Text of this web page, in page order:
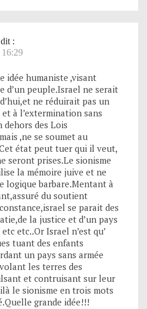
dit :
idée humaniste ,visant
d’un peuple.Israel ne serait
ne réduirait pas un
à l’extermination sans
des Lois
,ne se soumet au
état peut tuer qui il veut,
seront prises.Le sionisme
la mémoire juive et ne
logique barbare.Mentant à
du soutient
se parait des
la justice et d’un pays
etc..Or Israel n’est qu’
tuant des enfants
un pays sans armée
les terres des
et contruisant sur leur
le sionisme en trois mots
grande idée!!!